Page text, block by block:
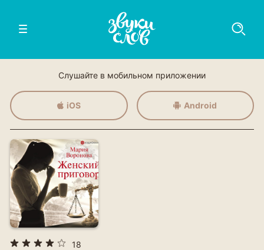
Слушайте в мобильном приложении
iOS Android
18